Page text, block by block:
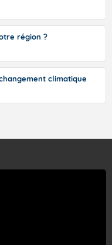
région ?
climatique